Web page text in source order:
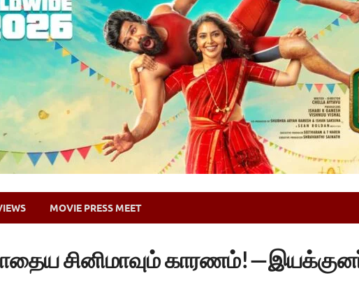
MOVIE PRESS MEET
சினிமாவும் காரணம்!—இயக்குனர்